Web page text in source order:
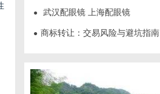
● 武汉配眼镜 上海配眼镜
● 商标转让：交易风险与避坑指南